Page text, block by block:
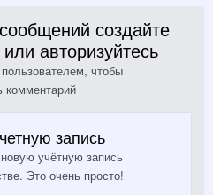
создайте
авторизуйтесь
чтобы
комментарий
запись
учётную запись
Это очень просто!